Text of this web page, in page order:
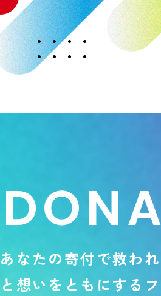
DONA
あ なたの寄付で救われ
と 想いを と も にする フ